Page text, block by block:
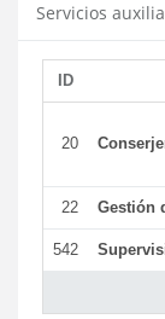
Servicios
ID
20
22 Gestión
542